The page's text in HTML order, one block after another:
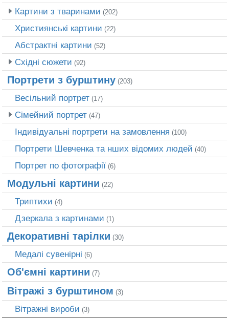
Картини з тваринами (202)
Християнські картини (22)
Абстрактні картини (52)
Східні сюжети (92)
Портрети з бурштину (203)
Весільний портрет (17)
Сімейний портрет (47)
Індивідуальні портрети на замовлення (100)
Портрети Шевченка та нших відомих людей (40)
Портрет по фотографії (6)
Модульні картини (22)
Триптихи (4)
Дзеркала з картинами (1)
Декоративні тарілки (30)
Медалі сувенірні (6)
Об'ємні картини (7)
Вітражі з бурштином (3)
Вітражні вироби (3)